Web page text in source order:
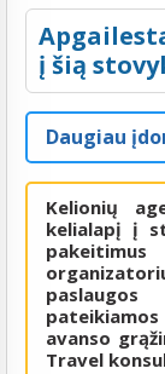
į šią
Daugiau
Kelionių
kelialapį į
avanso
Travel